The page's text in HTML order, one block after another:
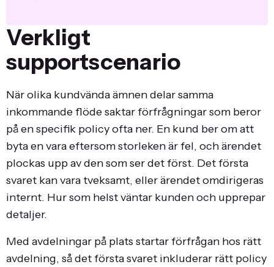
Verkligt
supportscenario
När olika kundvända ämnen delar samma
inkommande flöde saktar förfrågningar som beror
på en specifik policy ofta ner. En kund ber om att
byta en vara eftersom storleken är fel, och ärendet
plockas upp av den som ser det först. Det första
svaret kan vara tveksamt, eller ärendet omdirigeras
internt. Hur som helst väntar kunden och upprepar
detaljer.
Med avdelningar på plats startar förfrågan hos rätt
avdelning, så det första svaret inkluderar rätt policy